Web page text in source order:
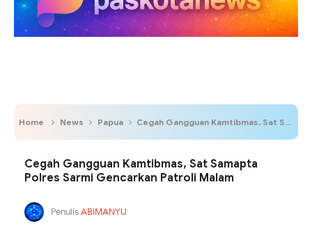
Home News Papua Cegah Gangguan Kamtibmas, Sat Samapta Polres Sarmi Gencarkan Patroli Malam
Cegah Gangguan Kamtibmas, Sat Samapta
Polres Sarmi Gencarkan Patroli Malam
PenulisABIMANYU